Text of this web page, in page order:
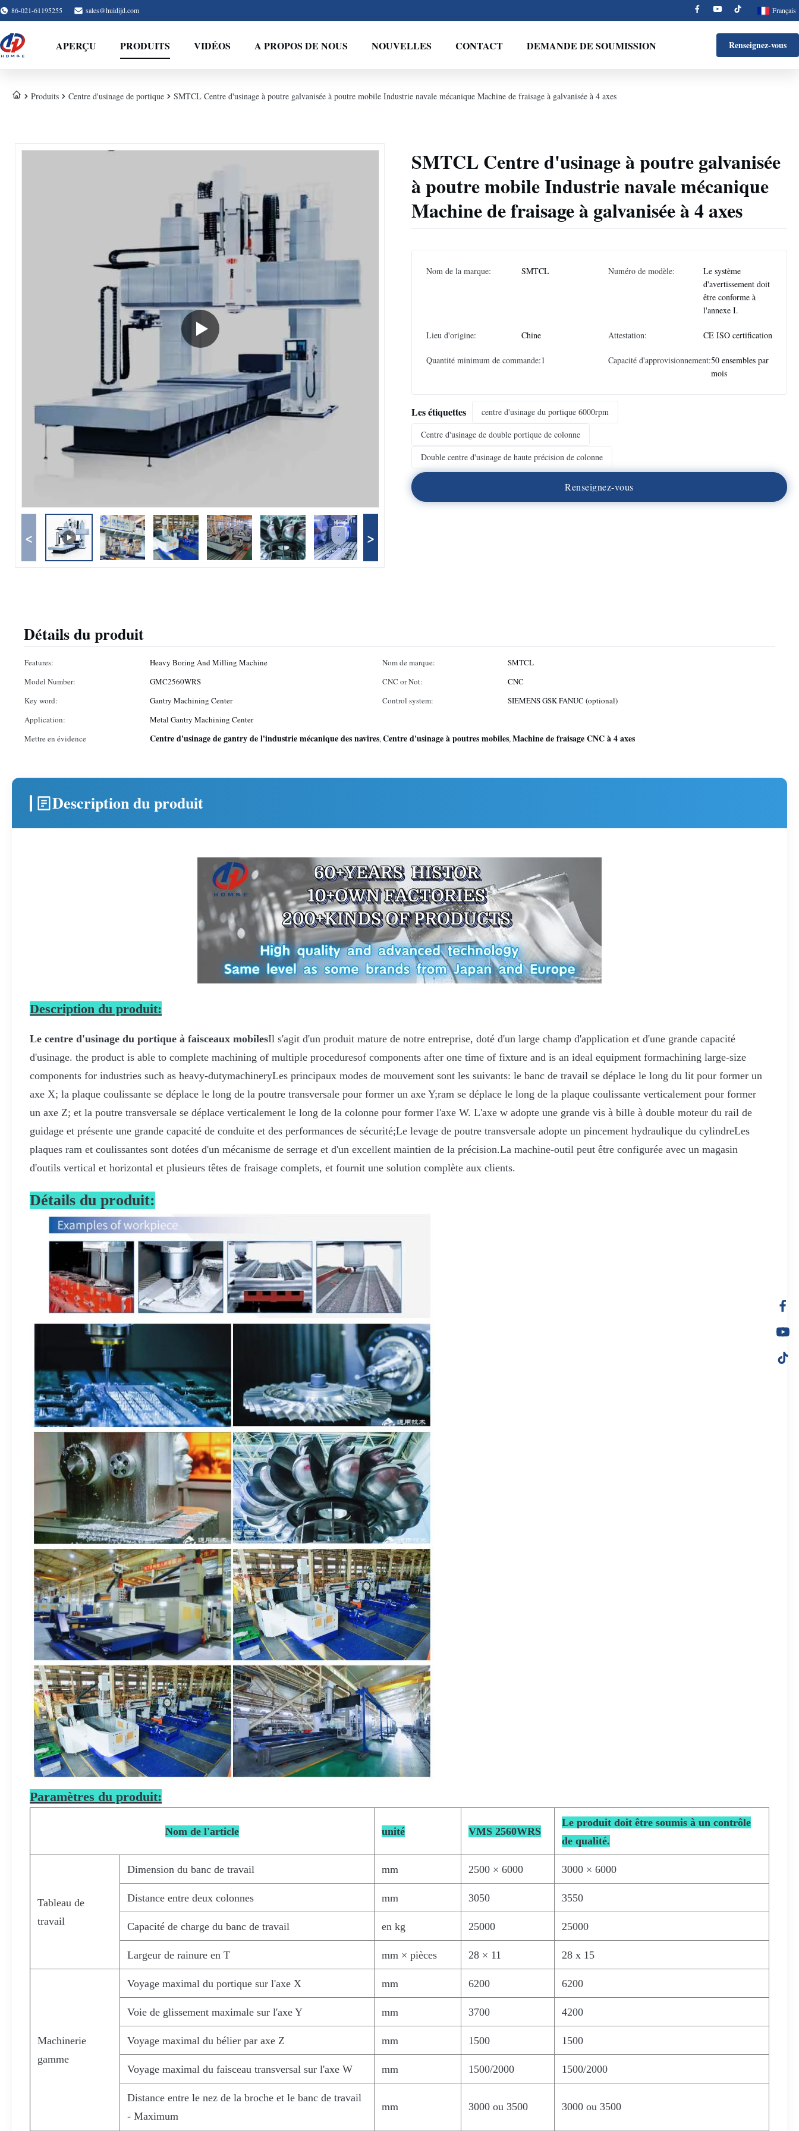
86-021-61195255 sales@huidijd.com Français
APERÇU PRODUITS VIDÉOS A PROPOS DE NOUS NOUVELLES CONTACT DEMANDE DE SOUMISSION Renseignez-vous
Produits Centre d'usinage de portique SMTCL Centre d'usinage à poutre galvanisée à poutre mobile Industrie navale mécanique Machine de fraisage à galvanisée à 4 axes
< >
SMTCL Centre d'usinage à poutre galvanisée
à poutre mobile Industrie navale mécanique
Machine de fraisage à galvanisée à 4 axes
Nom de la marque: SMTCL Numéro de modèle:
Le système
d'avertissement doit
être conforme à
l'annexe I.
Lieu d'origine: Chine Attestation: CE ISO certification
Quantité minimum de commande:1 Capacité d'approvisionnement:50 ensembles par
mois
Les étiquettes
centre d'usinage du portique 6000rpm
Centre d'usinage de double portique de colonne
Double centre d'usinage de haute précision de colonne
Renseignez-vous
Détails du produit
Features: Heavy Boring And Milling Machine Nom de marque:
SMTCL
Model Number:
GMC2560WRS CNC or Not:
CNC
Key word:
Gantry Machining Center Control system:
SIEMENS GSK FANUC (optional)
Application:
Metal Gantry Machining Center
Mettre en évidence
Centre d'usinage de gantry de l'industrie mécanique des navires,Centre d'usinage à poutres mobiles,Machine de fraisage CNC à 4 axes
Description du produit
Description du produit:
Le centre d'usinage du portique à faisceaux mobilesIl s'agit d'un produit mature de notre entreprise, doté d'un large champ d'application et d'une grande capacité
d'usinage. the product is able to complete machining of multiple proceduresof components after one time of fixture and is an ideal equipment formachining large-size
components for industries such as heavy-dutymachineryLes principaux modes de mouvement sont les suivants: le banc de travail se déplace le long du lit pour former un
axe X; la plaque coulissante se déplace le long de la poutre transversale pour former un axe Y;ram se déplace le long de la plaque coulissante verticalement pour former
un axe Z; et la poutre transversale se déplace verticalement le long de la colonne pour former l'axe W. L'axe w adopte une grande vis à bille à double moteur du rail de
guidage et présente une grande capacité de conduite et des performances de sécurité;Le levage de poutre transversale adopte un pincement hydraulique du cylindreLes
plaques ram et coulissantes sont dotées d'un mécanisme de serrage et d'un excellent maintien de la précision.La machine-outil peut être configurée avec un magasin
d'outils vertical et horizontal et plusieurs têtes de fraisage complets, et fournit une solution complète aux clients.
Détails du produit:
Paramètres du produit:
Nom de l'article unité VMS 2560WRS
Le produit doit être soumis à un contrôle
de qualité.
Tableau de
travail
Dimension du banc de travail mm 2500 × 6000 3000 × 6000
Distance entre deux colonnes mm 3050 3550
Capacité de charge du banc de travail en kg 25000 25000
Largeur de rainure en T mm × pièces 28 × 11 28 x 15
Machinerie
gamme
Voyage maximal du portique sur l'axe X mm 6200 6200
Voie de glissement maximale sur l'axe Y mm 3700 4200
Voyage maximal du bélier par axe Z mm 1500 1500
Voyage maximal du faisceau transversal sur l'axe W mm 1500/2000 1500/2000
Distance entre le nez de la broche et le banc de travail
- Maximum
mm 3000 ou 3500 3000 ou 3500